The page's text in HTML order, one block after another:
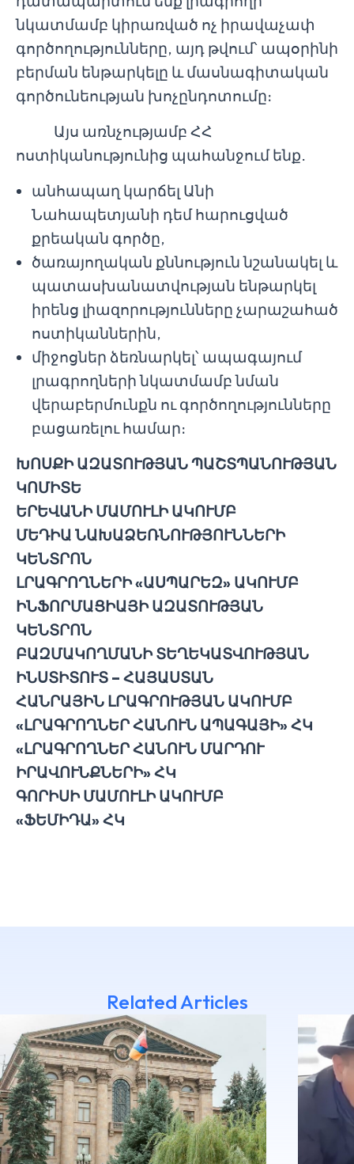
նկատմամբ կիրառված ոչ իրավաչափ
գործողությունները, այդ թվում՝ ապօրինի
բերման ենթարկելը և մասնագիտական
գործունեության խոչընդոտումը։
Այս առնչությամբ ՀՀ
ոստիկանությունից պահանջում ենք․
անհապաղ կարճել Անի
Նահապետյանի դեմ հարուցված
քրեական գործը,
ծառայողական քննություն նշանակել և
պատասխանատվության ենթարկել
իրենց լիազորությունները չարաշահած
ոստիկաններին,
միջոցներ ձեռնարկել՝ ապագայում
լրագրողների նկատմամբ նման
վերաբերմունքն ու գործողությունները
բացառելու համար։
ԽՈՍՔԻ ԱԶԱՏՈՒԹՅԱՆ ՊԱՇՏՊԱՆՈՒԹՅԱՆ
ԿՈՄԻՏԵ
ԵՐԵՎԱՆԻ ՄԱՄՈՒԼԻ ԱԿՈՒՄԲ
ՄԵԴԻԱ ՆԱԽԱՁԵՌՆՈՒԹՅՈՒՆՆԵՐԻ
ԿԵՆՏՐՈՆ
ԼՐԱԳՐՈՂՆԵՐԻ «ԱՍՊԱՐԵԶ» ԱԿՈՒՄԲ
ԻՆՖՈՐՄԱՑԻԱՅԻ ԱԶԱՏՈՒԹՅԱՆ
ԿԵՆՏՐՈՆ
ԲԱԶՄԱԿՈՂՄԱՆԻ ՏԵՂԵԿԱՏՎՈՒԹՅԱՆ
ԻՆՍՏԻՏՈՒՏ – ՀԱՅԱՍՏԱՆ
ՀԱՆՐԱՅԻՆ ԼՐԱԳՐՈՒԹՅԱՆ ԱԿՈՒՄԲ
«ԼՐԱԳՐՈՂՆԵՐ ՀԱՆՈՒՆ ԱՊԱԳԱՅԻ» ՀԿ
«ԼՐԱԳՐՈՂՆԵՐ ՀԱՆՈՒՆ ՄԱՐԴՈՒ
ԻՐԱՎՈՒՆՔՆԵՐԻ» ՀԿ
ԳՈՐԻՍԻ ՄԱՄՈՒԼԻ ԱԿՈՒՄԲ
«ՖԵՄԻԴԱ» ՀԿ
Related Articles